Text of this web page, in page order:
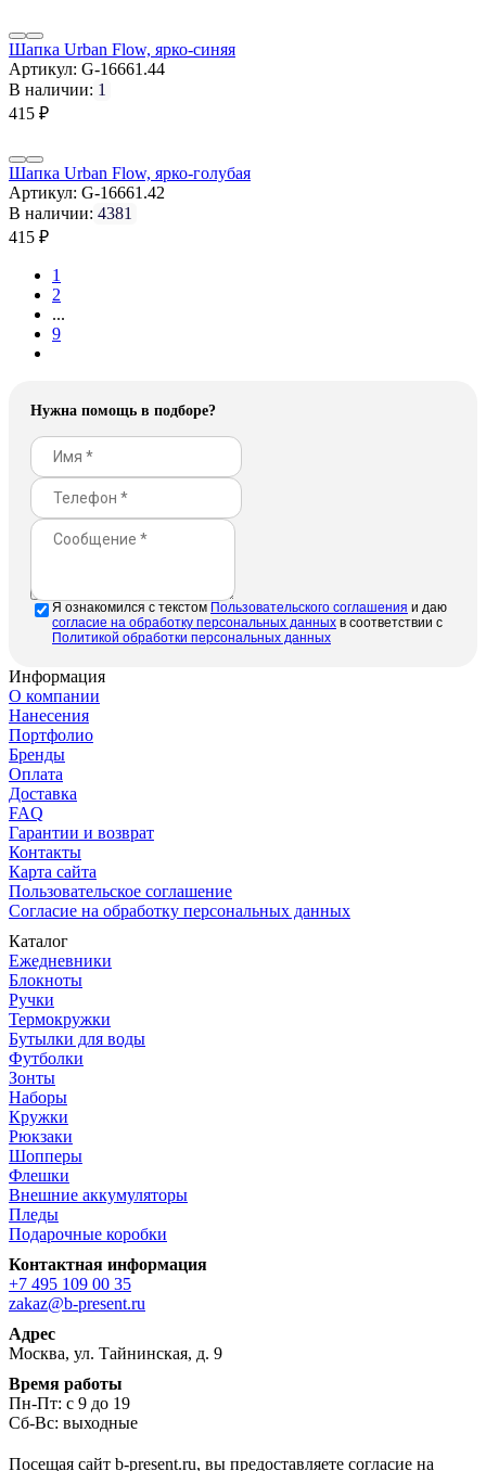
Шапка Urban Flow, ярко-синяя
Артикул: G-16661.44
В наличии: 1
415 ₽
Шапка Urban Flow, ярко-голубая
Артикул: G-16661.42
В наличии: 4381
415 ₽
1
2
...
9
Нужна помощь в подборе?
Я ознакомился с текстом Пользовательского соглашения и даю
cогласие на обработку персональных данных в соответствии с
Политикой обработки персональных данных
Информация
О компании
Нанесения
Портфолио
Бренды
Оплата
Доставка
FAQ
Гарантии и возврат
Контакты
Карта сайта
Пользовательское соглашение
Согласие на обработку персональных данных
Каталог
Ежедневники
Блокноты
Ручки
Термокружки
Бутылки для воды
Футболки
Зонты
Наборы
Кружки
Рюкзаки
Шопперы
Флешки
Внешние аккумуляторы
Пледы
Подарочные коробки
Контактная информация
+7 495 109 00 35
zakaz@b-present.ru
Адрес
Москва, ул. Тайнинская, д. 9
Время работы
Пн-Пт: с 9 до 19
Сб-Вс: выходные
Посещая сайт b-present.ru, вы предоставляете согласие на